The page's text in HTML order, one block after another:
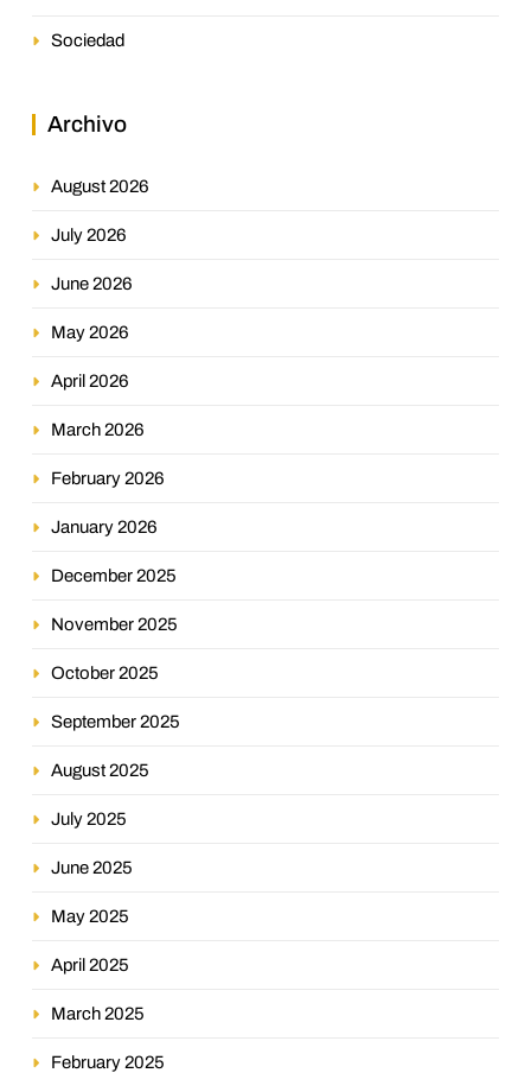
Sociedad
Archivo
August 2026
July 2026
June 2026
May 2026
April 2026
March 2026
February 2026
January 2026
December 2025
November 2025
October 2025
September 2025
August 2025
July 2025
June 2025
May 2025
April 2025
March 2025
February 2025